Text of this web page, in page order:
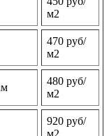
м2
470 руб/
м2
480 руб/
м2
920 руб/